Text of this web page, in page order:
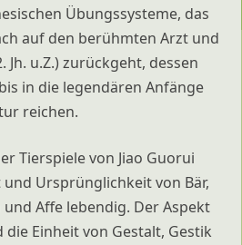
Übungssysteme, das
auf den berühmten Arzt und
Jh. u.Z.) zurückgeht, dessen
in die legendären Anfänge
reichen.
Tierspiele von Jiao Guorui
Ursprünglichkeit von Bär,
und Affe lebendig. Der Aspekt
Einheit von Gestalt, Gestik